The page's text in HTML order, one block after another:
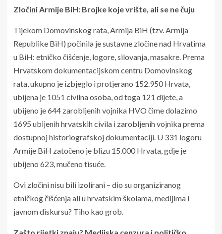
Zločini Armije BiH: Brojke koje vrište, ali se ne čuju
Tijekom Domovinskog rata, Armija BiH (tzv. Armija
Republike BiH) počinila je sustavne zločine nad Hrvatima
u BiH: etničko čišćenje, logore, silovanja, masakre. Prema
Hrvatskom dokumentacijskom centru Domovinskog
rata, ukupno je izbjeglo i protjerano 152.950 Hrvata,
ubijena je 1051 civilna osoba, od toga 121 dijete, a
ubijeno je 644 zarobljenih vojnika HVO čime dolazimo
1695 ubijenih hrvatskih civila i zarobljenih vojnika prema
dostupnoj historiografskoj dokumentaciji. U 331 logoru
Armije BiH zatočeno je blizu 15.000 Hrvata, gdje je
ubijeno 623, mučeno tisuće.
Ovi zločini nisu bili izolirani – dio su organiziranog
etničkog čišćenja ali u hrvatskim školama, medijima i
javnom diskursu? Tiho kao grob.